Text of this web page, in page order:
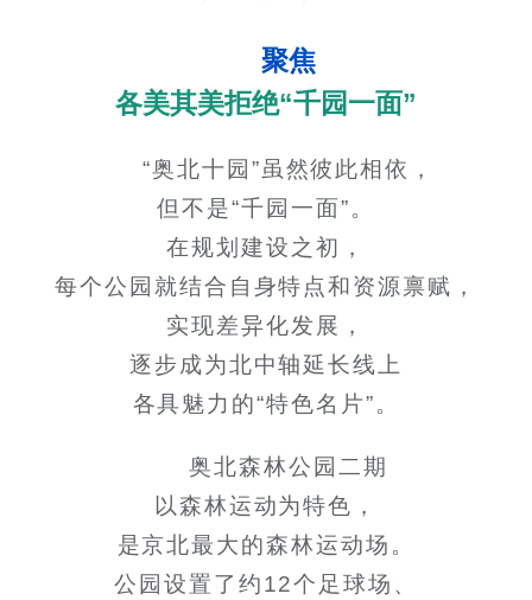
聚焦
各美其美拒绝“千园一面”
“奥北十园”虽然彼此相依，
但不是“千园一面”。
在规划建设之初，
每个公园就结合自身特点和资源禀赋，
实现差异化发展，
逐步成为北中轴延长线上
各具魅力的“特色名片”。
奥北森林公园二期
以森林运动为特色，
是京北最大的森林运动场。
公园设置了约12个足球场、